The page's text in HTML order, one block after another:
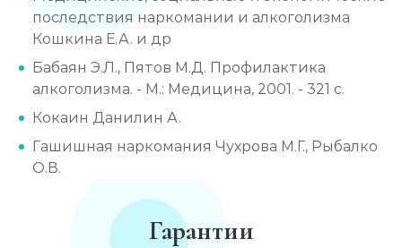
последствия наркомании и алкоголизма
Кошкина Е.А. и др
Бабаян Э.Л., Пятов М.Д. Профилактика
алкоголизма. - М.: Медицина, 2001. - 321 с.
Кокаин Данилин А.
Гашишная наркомания Чухрова М.Г., Рыбалко
О.В.
Гарантии